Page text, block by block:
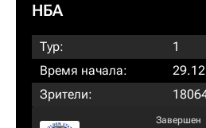
НБА
Тур:
1
Время начала:
Зрители:
Завершен